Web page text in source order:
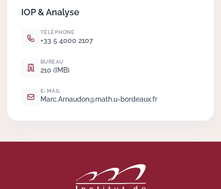
IOP & Analyse
TÉLÉPHONE
+33 5 4000 2107
BUREAU
210 (IMB)
E-MAIL
Marc.Arnaudon@math.u-bordeaux.fr